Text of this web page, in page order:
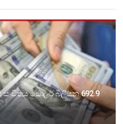
ඩොලර් බිලියන 692.9